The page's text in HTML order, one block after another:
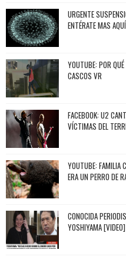
URGENTE
ENTÉRATE MAS
YOUTUBE: POR
CASCOS VR
FACEBOOK: U2
VÍCTIMAS DEL
YOUTUBE: FAMILIA
ERA UN PERRO DE
CONOCIDA
YOSHIYAMA [VIDEO]